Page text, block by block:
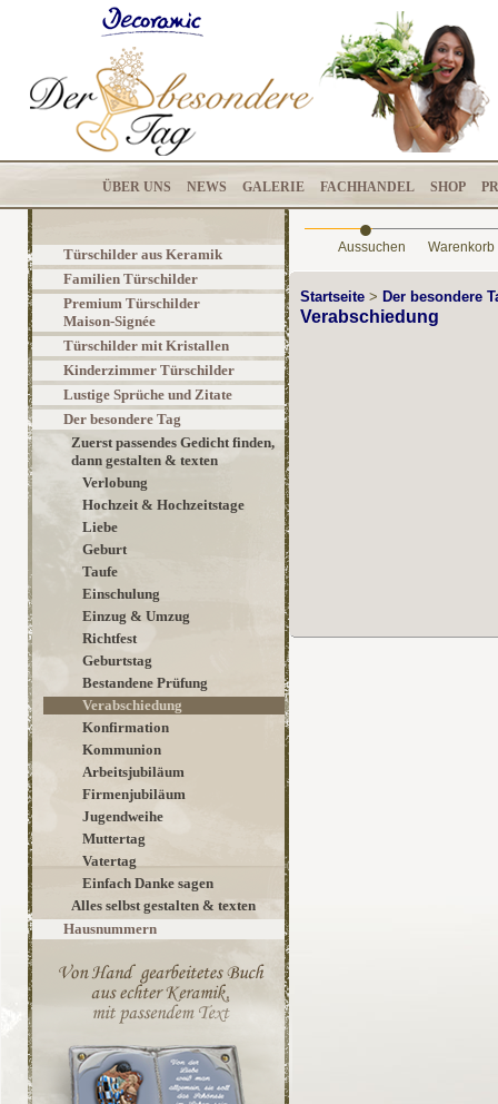
ÜBER UNS NEWS GALERIE FACHHANDEL SHOP
Türschilder aus Keramik
Familien Türschilder
Premium Türschilder
Maison-Signée
Türschilder mit Kristallen
Kinderzimmer Türschilder
Lustige Sprüche und Zitate
Der besondere Tag
Zuerst passendes Gedicht finden,
dann gestalten & texten
Verlobung
Hochzeit & Hochzeitstage
Liebe
Geburt
Taufe
Einschulung
Einzug & Umzug
Richtfest
Geburtstag
Bestandene Prüfung
Verabschiedung
Konfirmation
Kommunion
Arbeitsjubiläum
Firmenjubiläum
Jugendweihe
Muttertag
Vatertag
Einfach Danke sagen
Alles selbst gestalten & texten
Hausnummern
•
Aussuchen Warenkorb
Startseite > Der besondere
Verabschiedung